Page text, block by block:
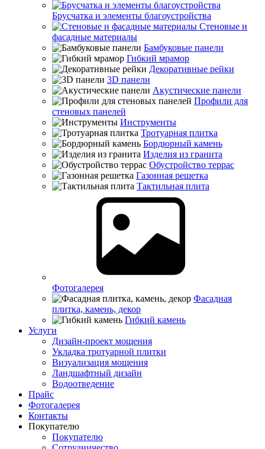
Брусчатка и элементы благоустройства
Стеновые и
фасадные материалы
Бамбуковые панели
Гибкий мрамор
Декоративные рейки
3D панели
Акустические панели
Профили для
стеновых панелей
Инструменты
Тротуарная плитка
Бордюрный камень
Изделия из гранита
Обустройство террас
Газонная решетка
Тактильная плита
Фотогалерея
Фасадная
плитка, камень, декор
Гибкий камень
Услуги
Дизайн-проект мощения
Укладка тротуарной плитки
Визуализация мощения
Ландшафтный дизайн
Водоотведение
Прайс
Фотогалерея
Контакты
Покупателю
Покупателю